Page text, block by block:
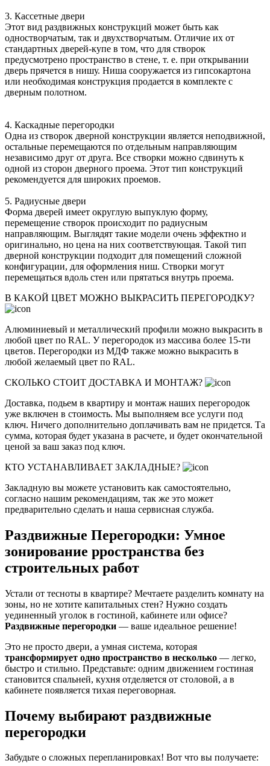
3. Кассетные двери
Этот вид раздвижных конструкций может быть как
одностворчатым, так и двухстворчатым. Отличие их от
стандартных дверей-купе в том, что для створок
предусмотрено пространство в стене, т. е. при открывании
дверь прячется в нишу. Ниша сооружается из гипсокартона
или необходимая конструкция продается в комплекте с
дверным полотном.
4. Каскадные перегородки
Одна из створок дверной конструкции является неподвижной,
остальные перемещаются по отдельным направляющим
независимо друг от друга. Все створки можно сдвинуть к
одной из сторон дверного проема. Этот тип конструкций
рекомендуется для широких проемов.
5. Радиусные двери
Форма дверей имеет округлую выпуклую форму,
перемещение створок происходит по радиусным
направляющим. Выглядят такие модели очень эффектно и
оригинально, но цена на них соответствующая. Такой тип
дверной конструкции подходит для помещений сложной
конфигурации, для оформления ниш. Створки могут
перемещаться вдоль стен или прятаться внутрь проема.
В КАКОЙ ЦВЕТ МОЖНО ВЫКРАСИТЬ ПЕРЕГОРОДКУ?
Алюминиевый и металлический профили можно выкрасить в
любой цвет по RAL. У перегородок из массива более 15-ти
цветов. Перегородки из МДФ также можно выкрасить в
любой желаемый цвет по RAL.
СКОЛЬКО СТОИТ ДОСТАВКА И МОНТАЖ?
Доставка, подьем в квартиру и монтаж наших перегородок
уже включен в стоимость. Мы выполняем все услуги под
ключ. Ничего дополнительно доплачивать вам не придется. Та
сумма, которая будет указана в расчете, и будет окончательной
ценой за ваш заказ под ключ.
КТО УСТАНАВЛИВАЕТ ЗАКЛАДНЫЕ?
Закладную вы можете установить как самостоятельно,
согласно нашим рекомендациям, так же это может
предварительно сделать и наша сервисная служба.
Раздвижные Перегородки: Умное
зонирование рространства без
строительных работ
Устали от тесноты в квартире? Мечтаете разделить комнату на
зоны, но не хотите капитальных стен? Нужно создать
уединенный уголок в гостиной, кабинете или офисе?
Раздвижные перегородки — ваше идеальное решение!
Это не просто двери, а умная система, которая
трансформирует одно пространство в несколько — легко,
быстро и стильно. Представьте: одним движением гостиная
становится спальней, кухня отделяется от столовой, а в
кабинете появляется тихая переговорная.
Почему выбирают раздвижные
перегородки
Забудьте о сложных перепланировках! Вот что вы получаете: